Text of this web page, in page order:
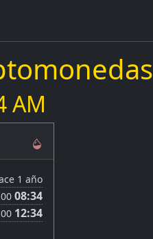
AM
1 año
08:34
12:34